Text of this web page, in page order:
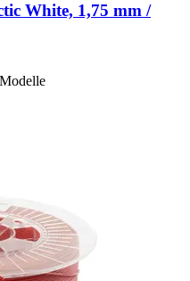
White, 1,75 mm /